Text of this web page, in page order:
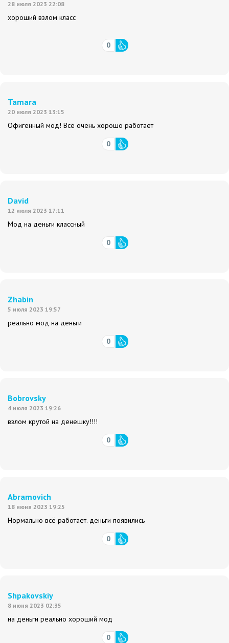
28 июля 2023 22:08
хороший взлом класс
0
Tamara
20 июля 2023 13:15
Офигенный мод! Всё очень хорошо работает
0
David
12 июля 2023 17:11
Мод на деньги классный
0
Zhabin
5 июля 2023 19:57
реально мод на деньги
0
Bobrovsky
4 июля 2023 19:26
взлом крутой на денешку!!!!
0
Abramovich
18 июня 2023 19:25
Нормально всё работает. деньги появились
0
Shpakovskiy
8 июня 2023 02:35
на деньги реально хороший мод
0